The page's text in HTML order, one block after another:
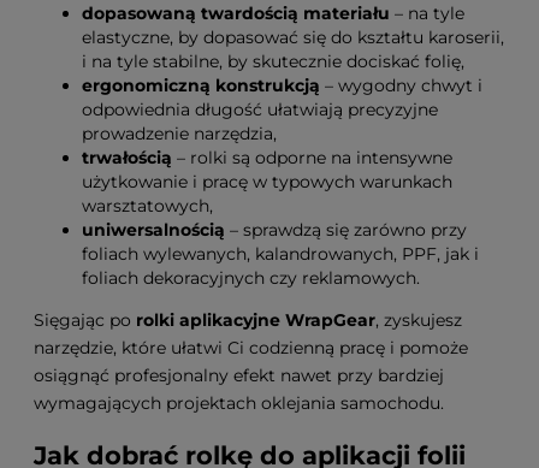
dopasowaną twardością materiału – na tyle
elastyczne, by dopasować się do kształtu karoserii,
i na tyle stabilne, by skutecznie dociskać folię,
ergonomiczną konstrukcją – wygodny chwyt i
odpowiednia długość ułatwiają precyzyjne
prowadzenie narzędzia,
trwałością – rolki są odporne na intensywne
użytkowanie i pracę w typowych warunkach
warsztatowych,
uniwersalnością – sprawdzą się zarówno przy
foliach wylewanych, kalandrowanych, PPF, jak i
foliach dekoracyjnych czy reklamowych.
Sięgając po rolki aplikacyjne WrapGear, zyskujesz
narzędzie, które ułatwi Ci codzienną pracę i pomoże
osiągnąć profesjonalny efekt nawet przy bardziej
wymagających projektach oklejania samochodu.
Jak dobrać rolkę do aplikacji folii